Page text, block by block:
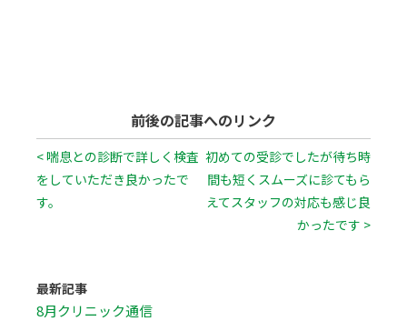
前後の記事へのリンク
< 喘息との診断で詳しく検査
をしていただき良かったで
す。
初めての受診でしたが待ち時
間も短くスムーズに診てもら
えてスタッフの対応も感じ良
かったです >
最新記事
8月クリニック通信